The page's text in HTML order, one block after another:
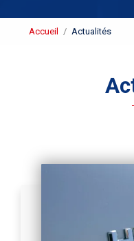
Accueil Actualités